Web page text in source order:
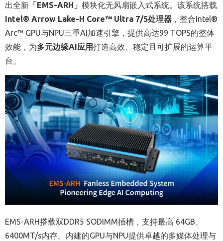
出全新 「EMS-ARH」 模块化无风扇嵌入式系统。该系统搭载
Intel® Arrow Lake-H Core™ Ultra 7/5处理器 ，整合Intel®
Arc™ GPU与NPU三重AI加速引擎，提供高达99 TOPS的整体
效能，为多元边缘AI应用打造高效、稳定且可扩展的运算平
台。
EMS-ARH搭载双DDR5 SODIMM插槽，支持最高 64GB、
6400MT/s内存。内建的GPU与NPU提供卓越的多媒体处理与